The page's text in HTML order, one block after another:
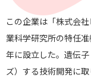
この企業は「株式会
業科学研究所の特任
年に設立した。遺伝
ズ）する技術開発に